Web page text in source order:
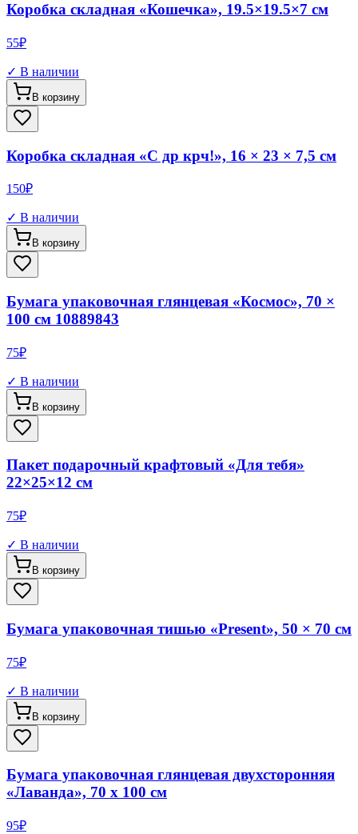
Коробка складная «Кошечка», 19.5×19.5×7 см
55₽
✓ В наличии
В корзину
Коробка складная «С др крч!», 16 × 23 × 7,5 см
150₽
✓ В наличии
В корзину
Бумага упаковочная глянцевая «Космос», 70 ×
100 см 10889843
75₽
✓ В наличии
В корзину
Пакет подарочный крафтовый «Для тебя»
22×25×12 см
75₽
✓ В наличии
В корзину
Бумага упаковочная тишью «Present», 50 × 70 см
75₽
✓ В наличии
В корзину
Бумага упаковочная глянцевая двухсторонняя
«Лаванда», 70 х 100 см
95₽